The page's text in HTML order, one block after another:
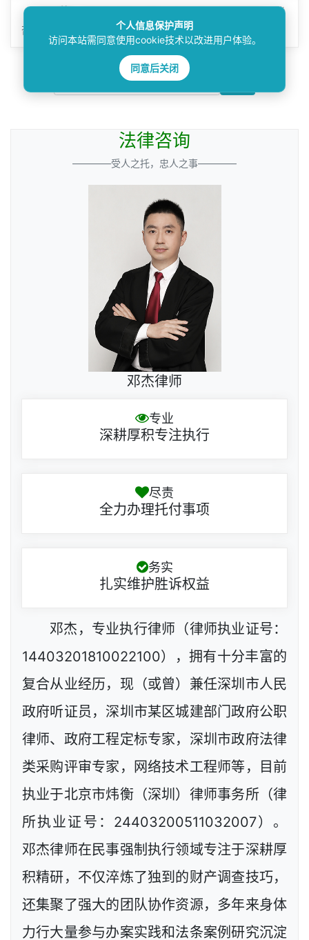
下一篇： 经生效法律文书确认但已过执行时效的债权，能
否在执行程序中主张抵销？
法律咨询
————受人之托，忠人之事————
邓杰律师
专业
深耕厚积专注执行
尽责
全力办理托付事项
务实
扎实维护胜诉权益
邓杰，专业执行律师（律师执业证号：
14403201810022100），拥有十分丰富的
复合从业经历，现（或曾）兼任深圳市人民
政府听证员，深圳市某区城建部门政府公职
律师、政府工程定标专家，深圳市政府法律
类采购评审专家，网络技术工程师等，目前
执业于北京市炜衡（深圳）律师事务所（律
所执业证号：24403200511032007）。
邓杰律师在民事强制执行领域专注于深耕厚
积精研，不仅淬炼了独到的财产调查技巧，
还集聚了强大的团队协作资源，多年来身体
力行大量参与办案实践和法条案例研究沉淀
个人信息保护声明
访问本站需同意使用cookie技术以改进用户体验。
同意后关闭